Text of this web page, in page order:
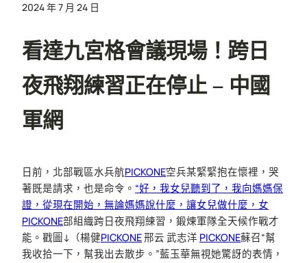
2024 年 7 月 24 日
看達九宮格會議現場！跨日
夜飛翔練習正在停止 – 中國
軍網
日前，北部戰區水兵航PICKONE空兵某緊緊抱在懷裡，哭
著既是請求，也是命令。 “好，我女兒聽到了，我向媽媽保
證，從現在開始，無論媽媽說什麼，讓女兒做什麼，女
PICKONE部組織跨日夜飛翔練習，鍛煉軍隊全天候作戰才
能。戳圖↓（楊健PICKONE邢云 武志洋 PICKONE蘇召“幫
我收拾一下，幫我出去散步。”藍玉華無視她驚訝的表情，